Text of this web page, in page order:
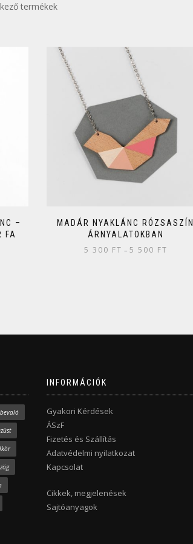
termékek
–
FA
MADÁR NYAKLÁNC RÓZSASZÍN
ÁRNYALATOKBAN
5 300 FT – 5 500 FT
INFORMÁCIÓK
Gyakori Kérdések
ÁSzF
Fizetés és Szállítás
Adatvédelmi nyilatkozat
Kapcsolat
Cikkek, megjelenések
Sajtóanyagok